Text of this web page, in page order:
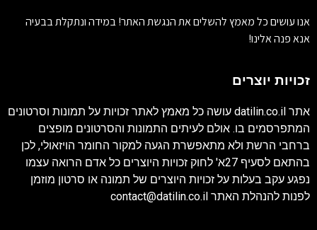
אנו עושים כל מאמץ להשלים את הנגשת האתר! במידה ונתקלת בבעיה
אנא פנה אלינו!
זכויות יוצרים
אתר datilin.co.il עושה כל מאמץ לאתר זכויות על תמונות וסרטונים
המתפרסמים בו. אולם לעיתים התמונות והסרטונים מופצים
ברחבי הרשת ולא מתאפשרת הגעה למקור החומר הויזאולי, לכן
בהתאם לסעיף 27א' לחוק זכויות היוצרים כל אדם הרואה עצמו
נפגע עקב בעלות על זכויות היוצרים של תמונה או סרטון מוזמן
לפנות להנהלת האתר contact@datilin.co.il